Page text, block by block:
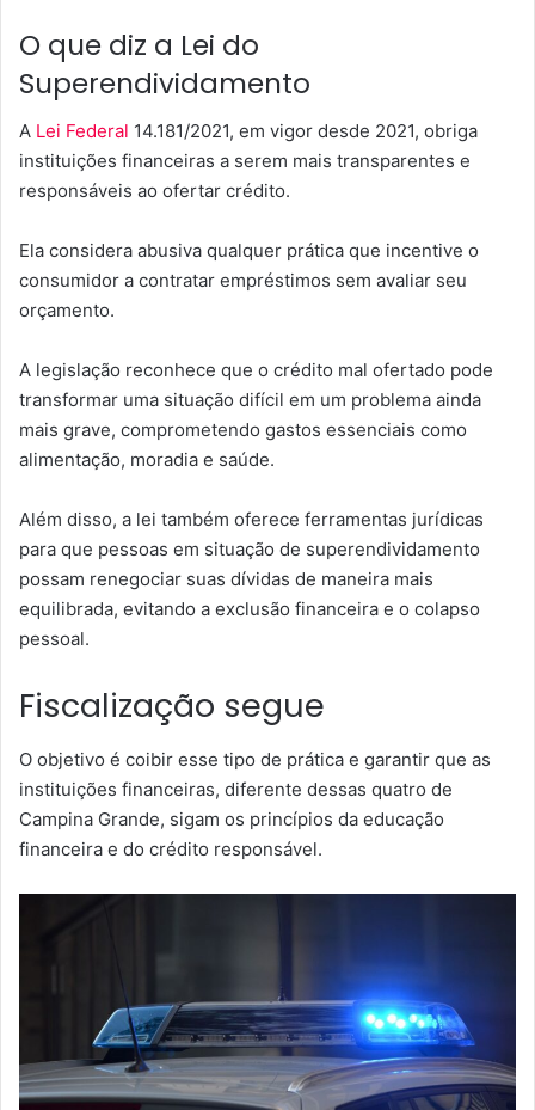
O que diz a Lei do
Superendividamento
A Lei Federal 14.181/2021, em vigor desde 2021, obriga
instituições financeiras a serem mais transparentes e
responsáveis ao ofertar crédito.
Ela considera abusiva qualquer prática que incentive o
consumidor a contratar empréstimos sem avaliar seu
orçamento.
A legislação reconhece que o crédito mal ofertado pode
transformar uma situação difícil em um problema ainda
mais grave, comprometendo gastos essenciais como
alimentação, moradia e saúde.
Além disso, a lei também oferece ferramentas jurídicas
para que pessoas em situação de superendividamento
possam renegociar suas dívidas de maneira mais
equilibrada, evitando a exclusão financeira e o colapso
pessoal.
Fiscalização segue
O objetivo é coibir esse tipo de prática e garantir que as
instituições financeiras, diferente dessas quatro de
Campina Grande, sigam os princípios da educação
financeira e do crédito responsável.